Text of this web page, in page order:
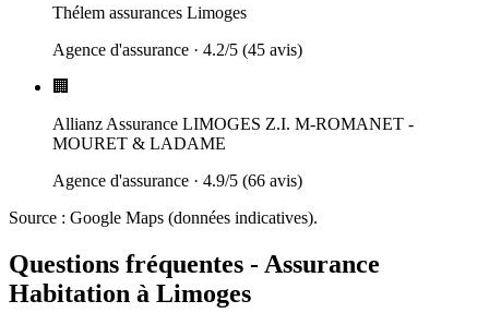
Thélem assurances Limoges
Agence d'assurance · 4.2/5 (45 avis)
🏢
Allianz Assurance LIMOGES Z.I. M-ROMANET -
MOURET & LADAME
Agence d'assurance · 4.9/5 (66 avis)
Source : Google Maps (données indicatives).
Questions fréquentes - Assurance
Habitation à Limoges